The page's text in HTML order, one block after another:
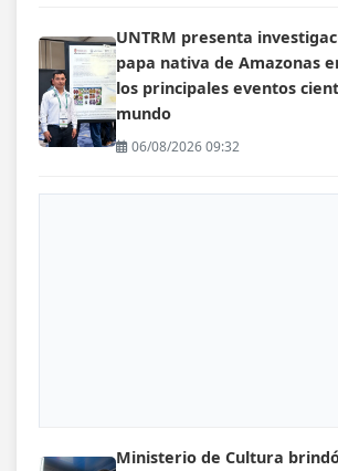
UNTRM presenta
papa nativa de Amazonas
los principales eventos
mundo
06/08/2026 09:32
Ministerio de Cultura